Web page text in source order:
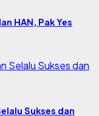
HAN, Pak Yes
Sukses dan